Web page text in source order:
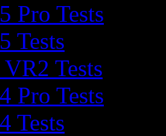
Pro Tests
Tests
VR2 Tests
Pro Tests
Tests